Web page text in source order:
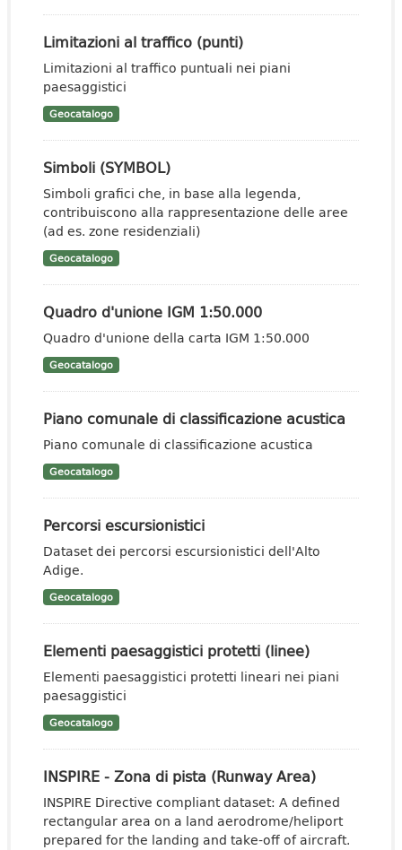
Limitazioni al traffico (punti)
Limitazioni al traffico puntuali nei piani
paesaggistici
Geocatalogo
Simboli (SYMBOL)
Simboli grafici che, in base alla legenda,
contribuiscono alla rappresentazione delle aree
(ad es. zone residenziali)
Geocatalogo
Quadro d'unione IGM 1:50.000
Quadro d'unione della carta IGM 1:50.000
Geocatalogo
Piano comunale di classificazione acustica
Piano comunale di classificazione acustica
Geocatalogo
Percorsi escursionistici
Dataset dei percorsi escursionistici dell'Alto
Adige.
Geocatalogo
Elementi paesaggistici protetti (linee)
Elementi paesaggistici protetti lineari nei piani
paesaggistici
Geocatalogo
INSPIRE - Zona di pista (Runway Area)
INSPIRE Directive compliant dataset: A defined
rectangular area on a land aerodrome/heliport
prepared for the landing and take-off of aircraft.